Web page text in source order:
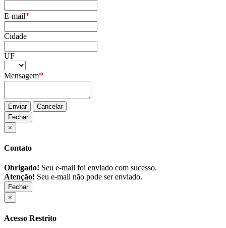
E-mail*
Cidade
UF
Mensagem*
Enviar
Cancelar
Fechar
×
Contato
Obrigado! Seu e-mail foi enviado com sucesso.
Atenção! Seu e-mail não pode ser enviado.
Fechar
×
Acesso Restrito